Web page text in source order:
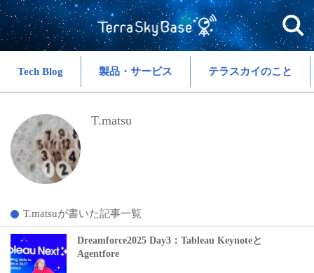
Tech Blog 製品・サービス テラスカイのこと
T.matsu
T.matsuが書いた記事一覧
Dreamforce2025 Day3：Tableau Keynoteと
Agentfore